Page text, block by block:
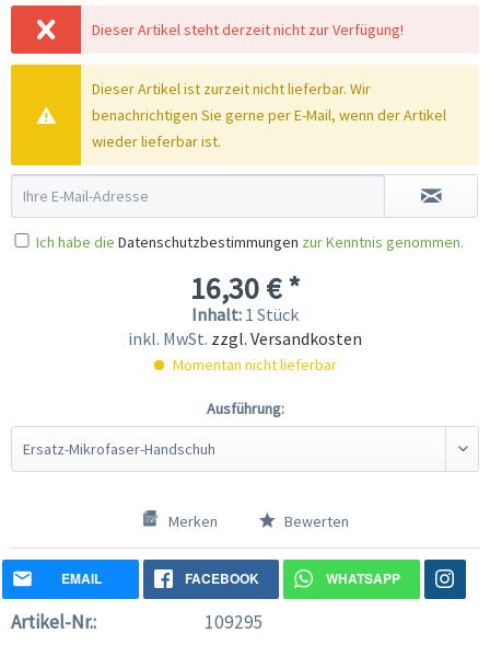
Dieser Artikel steht derzeit nicht zur Verfügung!
Dieser Artikel ist zurzeit nicht lieferbar. Wir
benachrichtigen Sie gerne per E-Mail, wenn der Artikel
wieder lieferbar ist.
Ich habe die Datenschutzbestimmungen zur Kenntnis genommen.
16,30 € *
Inhalt: 1 Stück
inkl. MwSt. zzgl. Versandkosten
Momentan nicht lieferbar
Ausführung:
Merken Bewerten
EMAIL FACEBOOK WHATSAPP
Artikel-Nr.: 109295